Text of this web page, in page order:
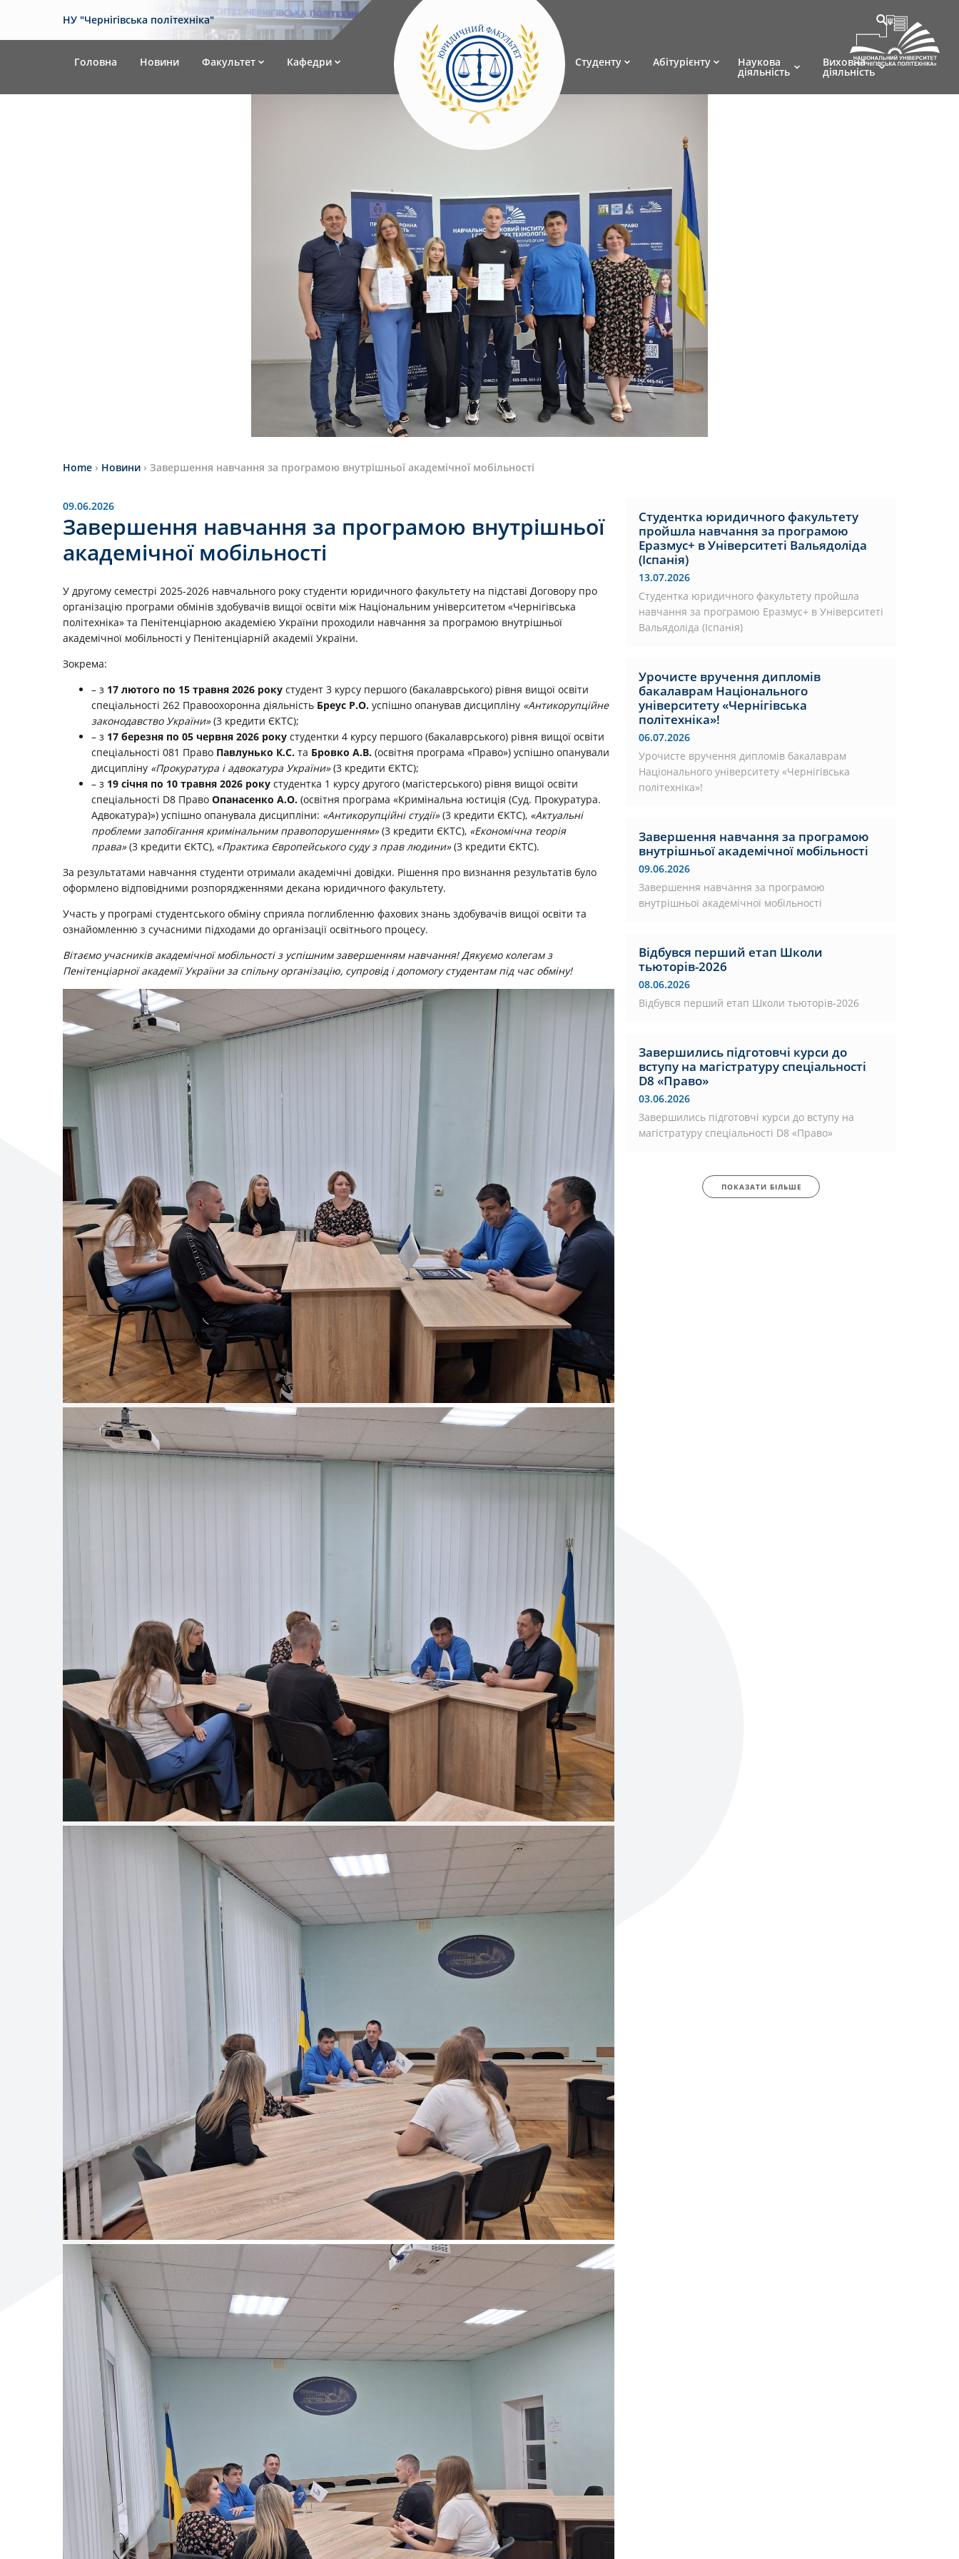
НУ "Чернігівська політехніка"
Головна Новини Факультет Кафедри Студенту Абітурієнту Наукова
діяльність
Виховна
діяльність
Home › Новини › Завершення навчання за програмою внутрішньої академічної мобільності
09.06.2026
Завершення навчання за програмою внутрішньої
академічної мобільності
У другому семестрі 2025-2026 навчального року студенти юридичного факультету на підставі Договору про
організацію програми обмінів здобувачів вищої освіти між Національним університетом «Чернігівська
політехніка» та Пенітенціарною академією України проходили навчання за програмою внутрішньої
академічної мобільності у Пенітенціарній академії України.
Зокрема:
– з 17 лютого по 15 травня 2026 року студент 3 курсу першого (бакалаврського) рівня вищої освіти
спеціальності 262 Правоохоронна діяльність Бреус Р.О. успішно опанував дисципліну «Антикорупційне
законодавство України»(3 кредити ЄКТС);
– з 17 березня по 05 червня 2026 року студентки 4 курсу першого (бакалаврського) рівня вищої освіти
спеціальності 081 Право Павлунько К.С. та Бровко А.В. (освітня програма «Право») успішно опанували
дисципліну «Прокуратура і адвокатура України»(3 кредити ЄКТС);
– з 19 січня по 10 травня 2026 року студентка 1 курсу другого (магістерського) рівня вищої освіти
спеціальності D8 Право Опанасенко А.О. (освітня програма «Кримінальна юстиція (Суд. Прокуратура.
Адвокатура)») успішно опанувала дисципліни: «Антикорупційні студії»(3 кредити ЄКТС), «Актуальні
проблеми запобігання кримінальним правопорушенням»(3 кредити ЄКТС), «Економічна теорія
права»(3 кредити ЄКТС), «Практика Європейського суду з прав людини»(3 кредити ЄКТС).
За результатами навчання студенти отримали академічні довідки. Рішення про визнання результатів було
оформлено відповідними розпорядженнями декана юридичного факультету.
Участь у програмі студентського обміну сприяла поглибленню фахових знань здобувачів вищої освіти та
ознайомленню з сучасними підходами до організації освітнього процесу.
Вітаємо учасників академічної мобільності з успішним завершенням навчання!Дякуємо колегам з
Пенітенціарної академії України за спільну організацію, супровід і допомогу студентам під час обміну!
Студентка юридичного факультету
пройшла навчання за програмою
Еразмус+ в Університеті Вальядоліда
(Іспанія)
13.07.2026
Студентка юридичного факультету пройшла
навчання за програмою Еразмус+ в Університеті
Вальядоліда (Іспанія)
Урочисте вручення дипломів
бакалаврам Національного
університету «Чернігівська
політехніка»!
06.07.2026
Урочисте вручення дипломів бакалаврам
Національного університету «Чернігівська
політехніка»!
Завершення навчання за програмою
внутрішньої академічної мобільності
09.06.2026
Завершення навчання за програмою
внутрішньої академічної мобільності
Відбувся перший етап Школи
тьюторів-2026
08.06.2026
Відбувся перший етап Школи тьюторів-2026
Завершились підготовчі курси до
вступу на магістратуру спеціальності
D8 «Право»
03.06.2026
Завершились підготовчі курси до вступу на
магістратуру спеціальності D8 «Право»
ПОКАЗАТИ БІЛЬШЕ